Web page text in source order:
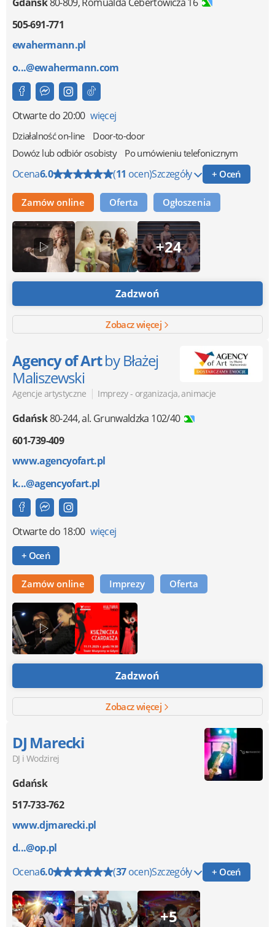
505-691-771
ewahermann.pl
o...@ewahermann.com
Otwartedo 20:00 więcej
Działalność on-line
Door-to-door
Dowóz lub odbiór osobisty
Po umówieniu telefonicznym
Ocena6.0 (11 ocen)Szczegóły + Oceń
Zamów online Oferta Ogłoszenia
+24
Zadzwoń
Zobacz więcej
Agency of Artby Błażej
Maliszewski
Agencje artystyczne | Imprezy - organizacja, animacje
Gdańsk80-244,al. Grunwaldzka 102/40
601-739-409
www.agencyofart.pl
k...@agencyofart.pl
Otwartedo 18:00 więcej
+ Oceń
Zamów online Imprezy Oferta
Zadzwoń
Zobacz więcej
DJ Marecki
DJ i Wodzirej
Gdańsk
517-733-762
www.djmarecki.pl
d...@op.pl
Ocena6.0 (37ocen)Szczegóły + Oceń
+5